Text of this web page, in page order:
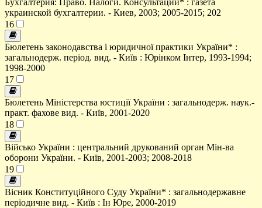
Бухгалтерия: Право. Налоги. Консультации* : газета
украинской бухгалтерии. - Киев, 2003; 2005-2015; 202
16
Бюлетень законодавства і юридичної практики України* :
загальнодерж. період. вид. - Київ : Юрінком Інтер, 1993-1994;
1998-2000
17
Бюлетень Міністерства юстиції України : загальнодерж. наук.-
практ. фахове вид. - Київ, 2001-2020
18
Військо України : центральний друкований орган Мін-ва
оборони України. - Київ, 2001-2003; 2008-2018
19
Вісник Конституційного Суду України* : загальнодержавне
періодичне вид. - Київ : Ін Юре, 2000-2019